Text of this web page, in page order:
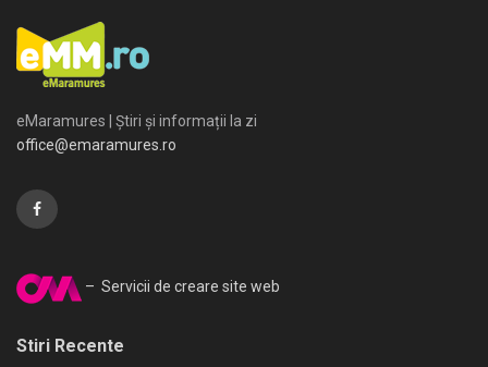
eMaramures | Știri și informații la zi
office@emaramures.ro
– Servicii de creare site web
Stiri Recente